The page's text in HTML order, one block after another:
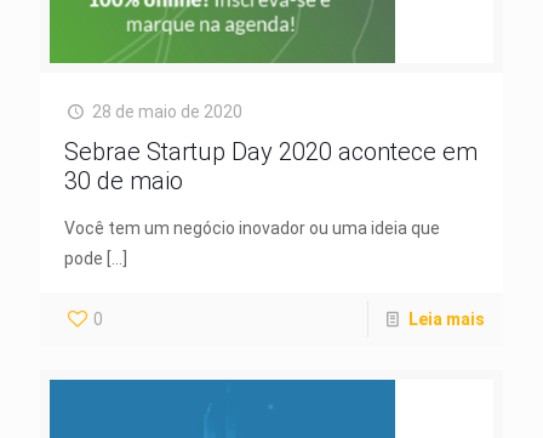
28 de maio de 2020
Sebrae Startup Day 2020 acontece em
30 de maio
Você tem um negócio inovador ou uma ideia que
pode
0 Leia mais